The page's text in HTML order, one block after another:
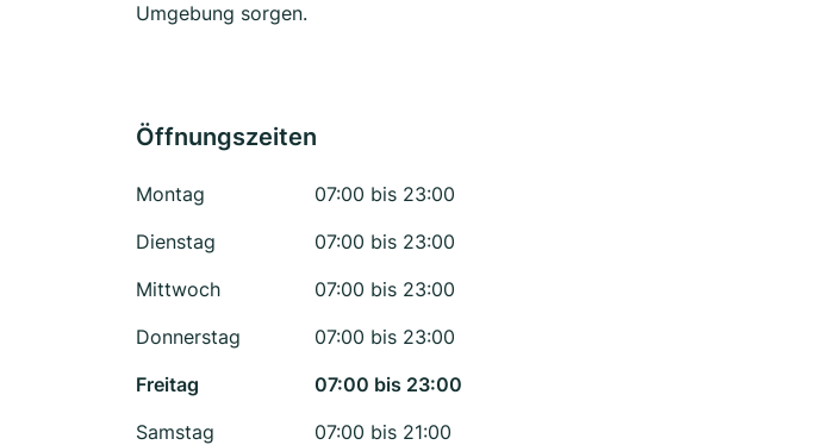
Umgebung sorgen.
Öffnungszeiten
Montag
07:00 bis 23:00
Dienstag
07:00 bis 23:00
Mittwoch
07:00 bis 23:00
Donnerstag
07:00 bis 23:00
Freitag
07:00 bis 23:00
Samstag
07:00 bis 21:00